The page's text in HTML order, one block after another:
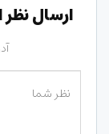
ارسال